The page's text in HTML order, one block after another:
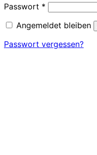
Passwort * Erforderlich
Angemeldet bleiben
Passwort vergessen?